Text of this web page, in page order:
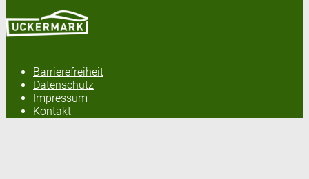
Barrierefreiheit
Datenschutz
Impressum
Kontakt